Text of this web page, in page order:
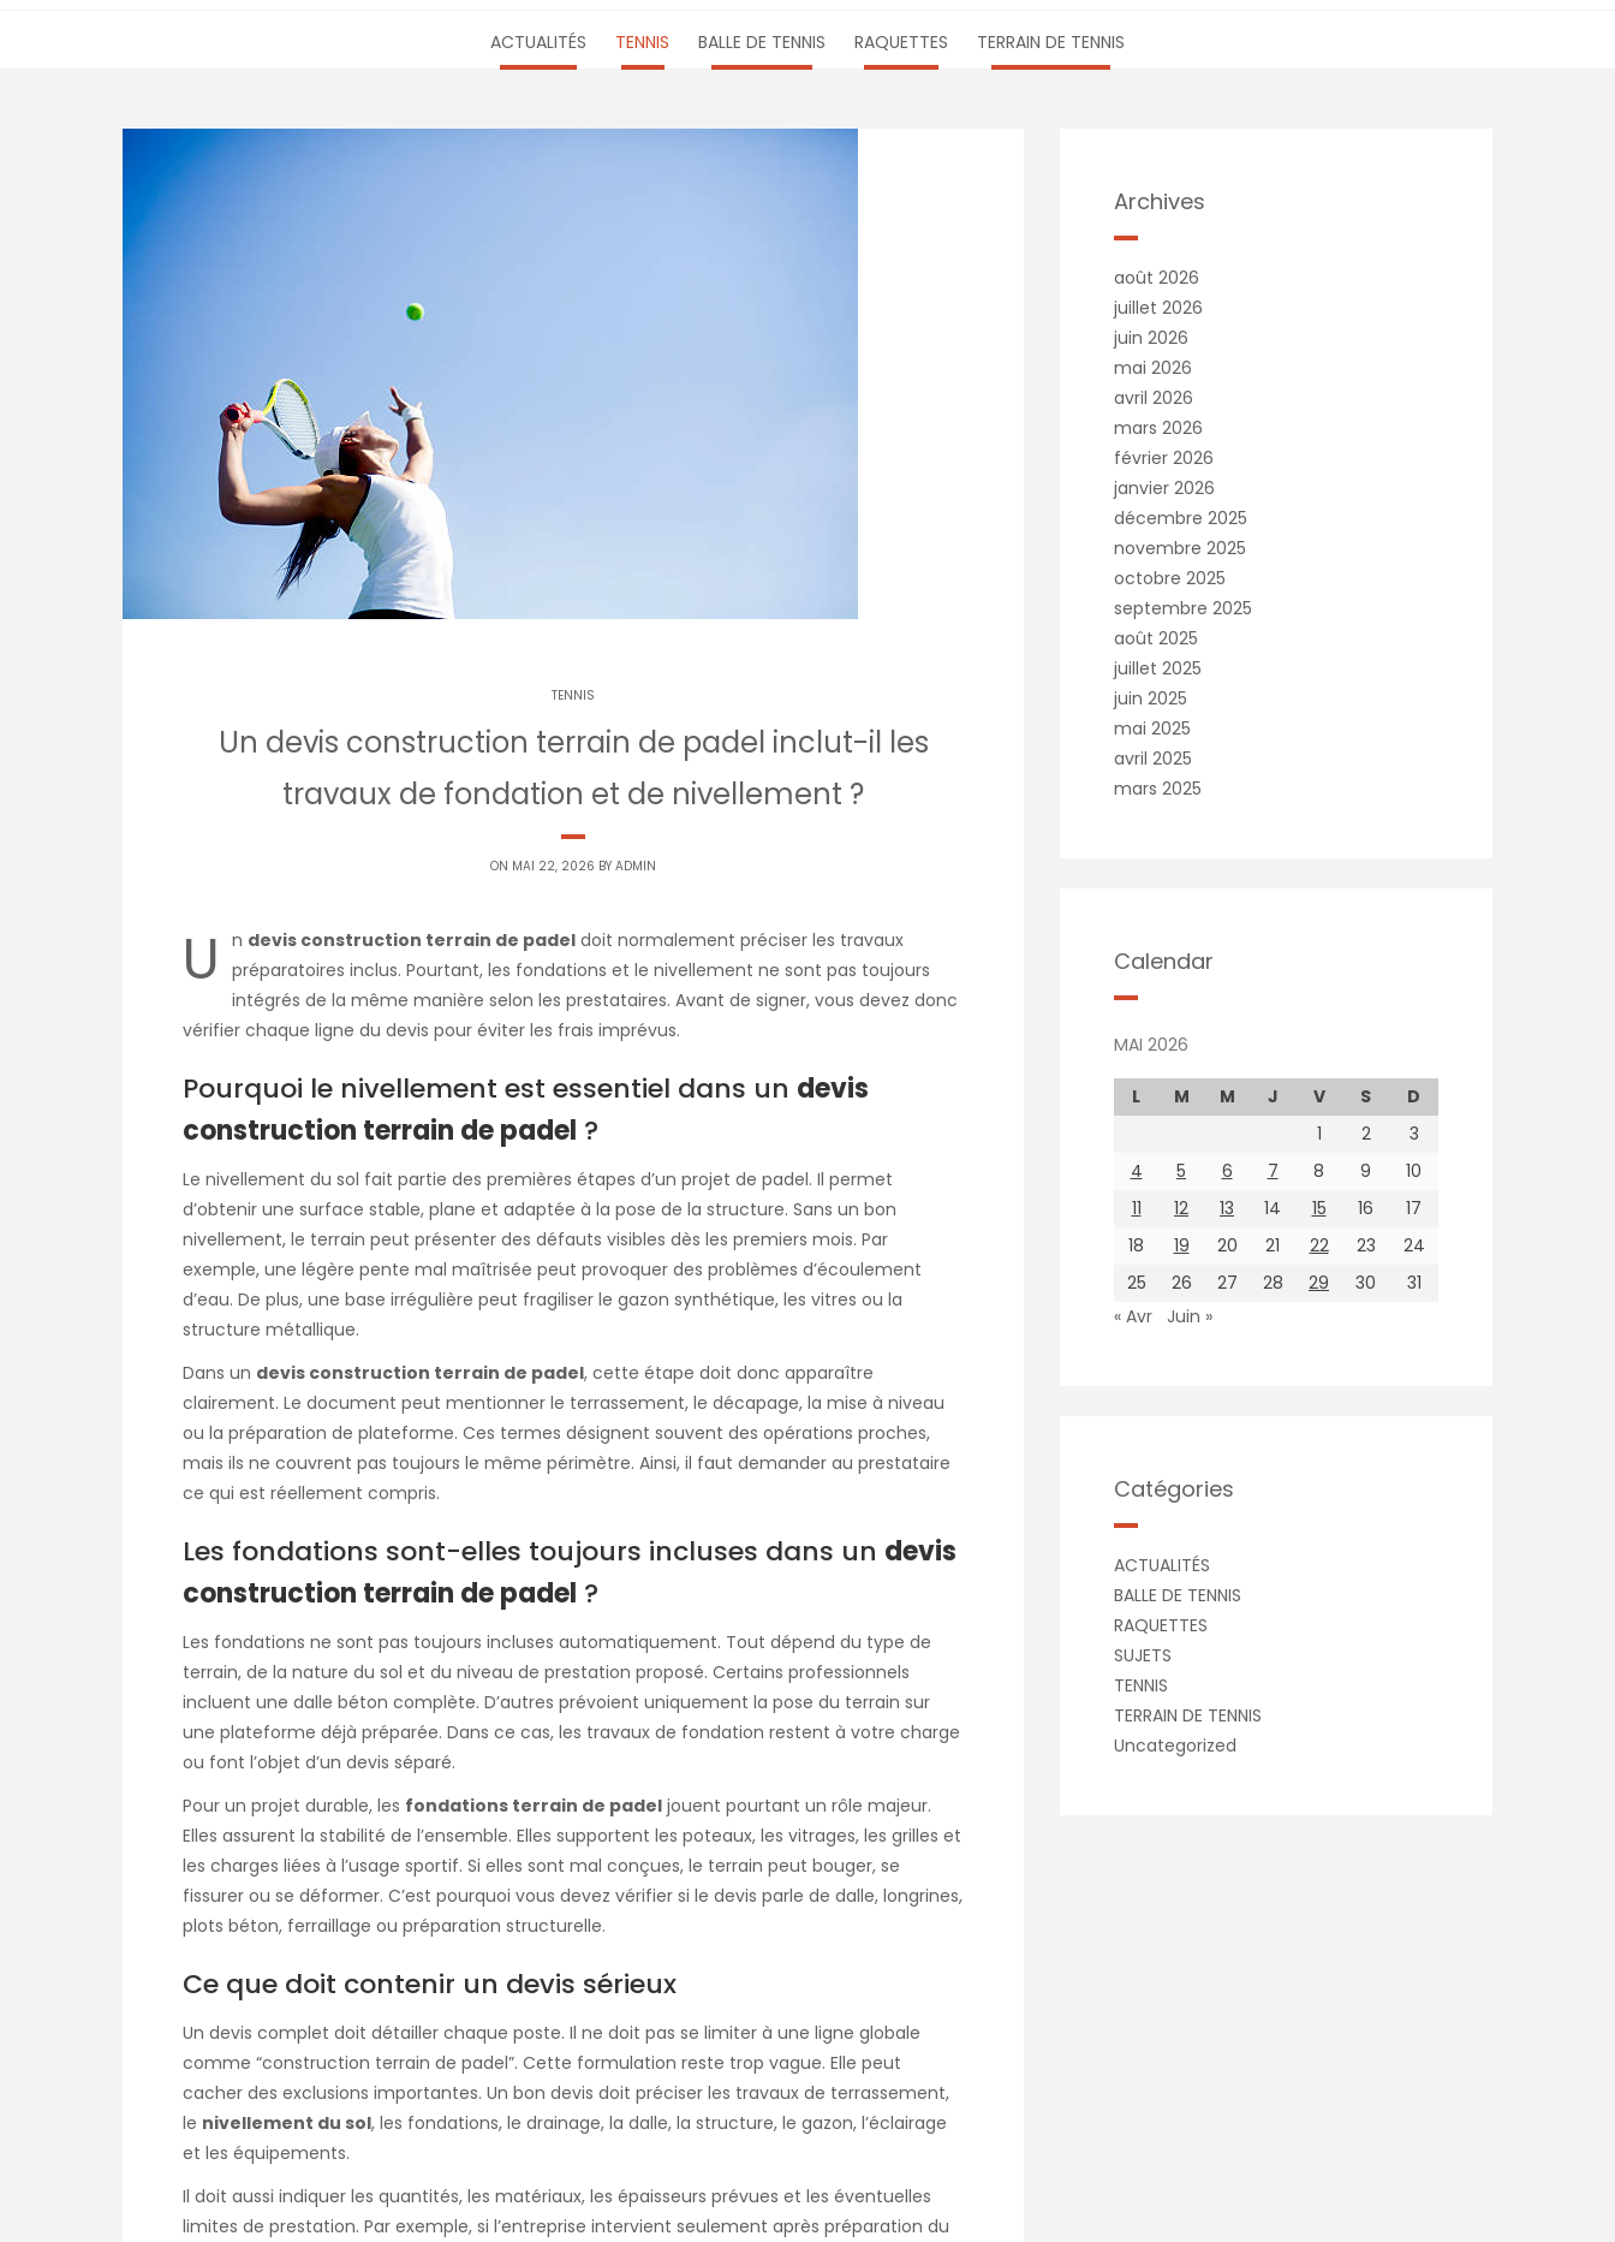
ACTUALITÉS TENNIS BALLE DE TENNIS RAQUETTES TERRAIN DE TENNIS
TENNIS
Un devis construction terrain de padel inclut-il les
travaux de fondation et de nivellement ?
ON MAI 22, 2026 BY ADMIN
U n devis construction terrain de padel doit normalement préciser les travaux
préparatoires inclus. Pourtant, les fondations et le nivellement ne sont pas toujours
intégrés de la même manière selon les prestataires. Avant de signer, vous devez donc
vérifier chaque ligne du devis pour éviter les frais imprévus.
Pourquoi le nivellement est essentiel dans un devis
construction terrain de padel ?
Le nivellement du sol fait partie des premières étapes d’un projet de padel. Il permet
d’obtenir une surface stable, plane et adaptée à la pose de la structure. Sans un bon
nivellement, le terrain peut présenter des défauts visibles dès les premiers mois. Par
exemple, une légère pente mal maîtrisée peut provoquer des problèmes d’écoulement
d’eau. De plus, une base irrégulière peut fragiliser le gazon synthétique, les vitres ou la
structure métallique.
Dans un devis construction terrain de padel, cette étape doit donc apparaître
clairement. Le document peut mentionner le terrassement, le décapage, la mise à niveau
ou la préparation de plateforme. Ces termes désignent souvent des opérations proches,
mais ils ne couvrent pas toujours le même périmètre. Ainsi, il faut demander au prestataire
ce qui est réellement compris.
Les fondations sont-elles toujours incluses dans un devis
construction terrain de padel ?
Les fondations ne sont pas toujours incluses automatiquement. Tout dépend du type de
terrain, de la nature du sol et du niveau de prestation proposé. Certains professionnels
incluent une dalle béton complète. D’autres prévoient uniquement la pose du terrain sur
une plateforme déjà préparée. Dans ce cas, les travaux de fondation restent à votre charge
ou font l’objet d’un devis séparé.
Pour un projet durable, les fondations terrain de padel jouent pourtant un rôle majeur.
Elles assurent la stabilité de l’ensemble. Elles supportent les poteaux, les vitrages, les grilles et
les charges liées à l’usage sportif. Si elles sont mal conçues, le terrain peut bouger, se
fissurer ou se déformer. C’est pourquoi vous devez vérifier si le devis parle de dalle, longrines,
plots béton, ferraillage ou préparation structurelle.
Ce que doit contenir un devis sérieux
Un devis complet doit détailler chaque poste. Il ne doit pas se limiter à une ligne globale
comme “construction terrain de padel”. Cette formulation reste trop vague. Elle peut
cacher des exclusions importantes. Un bon devis doit préciser les travaux de terrassement,
le nivellement du sol, les fondations, le drainage, la dalle, la structure, le gazon, l’éclairage
et les équipements.
Il doit aussi indiquer les quantités, les matériaux, les épaisseurs prévues et les éventuelles
limites de prestation. Par exemple, si l’entreprise intervient seulement après préparation du
Archives
août 2026
juillet 2026
juin 2026
mai 2026
avril 2026
mars 2026
février 2026
janvier 2026
décembre 2025
novembre 2025
octobre 2025
septembre 2025
août 2025
juillet 2025
juin 2025
mai 2025
avril 2025
mars 2025
Calendar
MAI 2026
L M M J V S
D
1
2
3
4
5 6 7 8 9
10
11
12 13 14 15 16
17
18
19 20 21 22 23
24
25
26 27 28 29 30
31
« Avr
Juin »
Catégories
ACTUALITÉS
BALLE DE TENNIS
RAQUETTES
SUJETS
TENNIS
TERRAIN DE TENNIS
Uncategorized